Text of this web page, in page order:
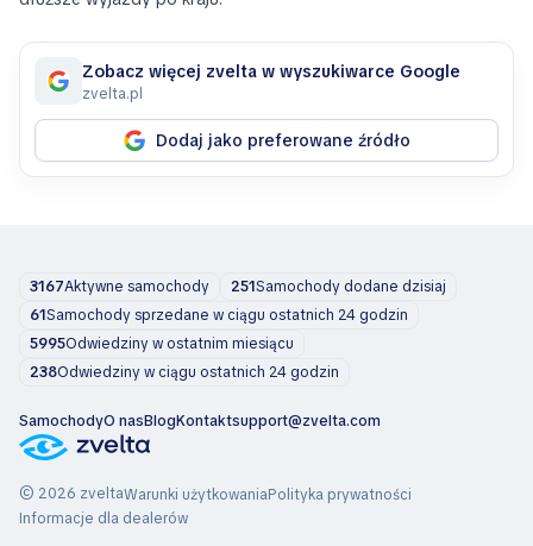
Zobacz więcej zvelta w wyszukiwarce Google
zvelta.pl
Dodaj jako preferowane źródło
3167Aktywne samochody 251Samochody dodane dzisiaj
61Samochody sprzedane w ciągu ostatnich 24 godzin
5995Odwiedziny w ostatnim miesiącu
238Odwiedziny w ciągu ostatnich 24 godzin
SamochodyO nasBlogKontaktsupport@zvelta.com
© 2026 zveltaWarunki użytkowaniaPolityka prywatności
Informacje dla dealerów